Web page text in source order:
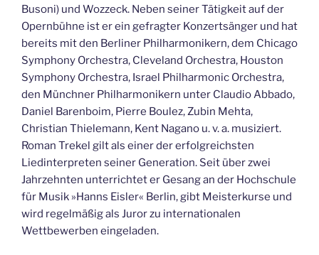
Busoni) und Wozzeck. Neben seiner Tätigkeit auf der
Opernbühne ist er ein gefragter Konzertsänger und hat
bereits mit den Berliner Philharmonikern, dem Chicago
Symphony Orchestra, Cleveland Orchestra, Houston
Symphony Orchestra, Israel Philharmonic Orchestra,
den Münchner Philharmonikern unter Claudio Abbado,
Daniel Barenboim, Pierre Boulez, Zubin Mehta,
Christian Thielemann, Kent Nagano u. v. a. musiziert.
Roman Trekel gilt als einer der erfolgreichsten
Liedinterpreten seiner Generation. Seit über zwei
Jahrzehnten unterrichtet er Gesang an der Hochschule
für Musik »Hanns Eisler« Berlin, gibt Meisterkurse und
wird regelmäßig als Juror zu internationalen
Wettbewerben eingeladen.